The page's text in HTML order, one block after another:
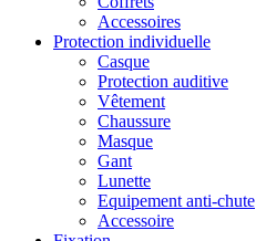
Accessoires
Protection individuelle
Casque
Protection auditive
Vêtement
Chaussure
Masque
Gant
Lunette
Equipement anti-chute
Accessoire